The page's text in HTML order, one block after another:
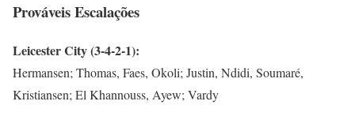
Prováveis Escalações
Leicester City (3-4-2-1):
Hermansen; Thomas, Faes, Okoli; Justin, Ndidi, Soumaré,
Kristiansen; El Khannouss, Ayew; Vardy